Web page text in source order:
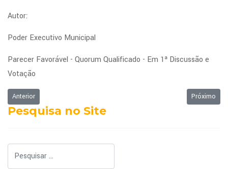
Autor:
Poder Executivo Municipal
Parecer Favorável - Quorum Qualificado - Em 1ª Discussão e
Votação
Artigo anterior: Ordem do Dia - 05/04/2021
Anterior Próximo
Próximo
Pesquisa no Site